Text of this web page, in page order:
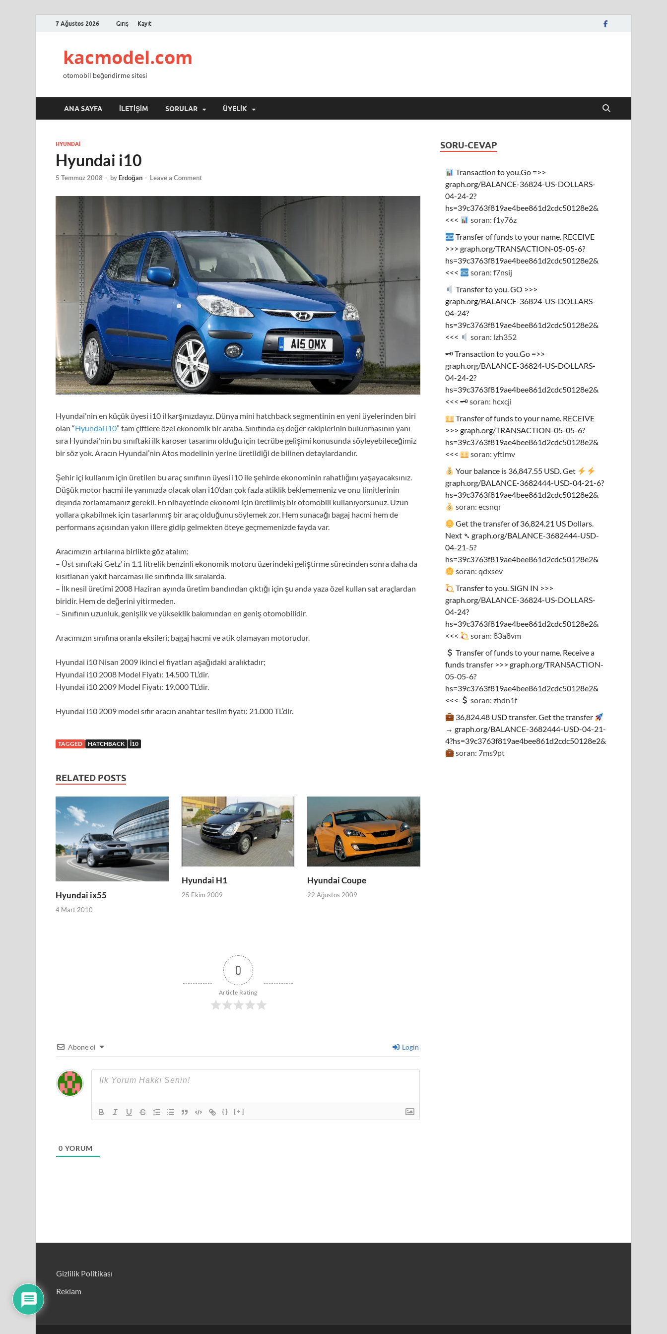
7 Ağustos 2026 Giriş Kayıt
kacmodel.com
otomobil beğendirme sitesi
ANA SAYFA İLETIŞIM SORULAR ÜYELIK
HYUNDAI
Hyundai i10
5 Temmuz 2008 - by Erdoğan - Leave a Comment
Hyundai’nin en küçük üyesi i10 il karşınızdayız. Dünya mini hatchback segmentinin en yeni üyelerinden biri
olan “Hyundai i10” tam çiftlere özel ekonomik bir araba. Sınıfında eş değer rakiplerinin bulunmasının yanı
sıra Hyundai’nin bu sınıftaki ilk karoser tasarımı olduğu için tecrübe gelişimi konusunda söyleyebileceğimiz
bir söz yok. Aracın Hyundai’nin Atos modelinin yerine üretildiği de bilinen detaylardandır.
Şehir içi kullanım için üretilen bu araç sınıfının üyesi i10 ile şehirde ekonominin rahatlığını yaşayacaksınız.
Düşük motor hacmi ile yanınızda olacak olan i10’dan çok fazla atiklik beklememeniz ve onu limitlerinin
dışında zorlamamanız gerekli. En nihayetinde ekonomi için üretilmiş bir otomobili kullanıyorsunuz. Uzun
yollara çıkabilmek için tasarlanmış bir araç olduğunu söylemek zor. Hem sunacağı bagaj hacmi hem de
performans açısından yakın illere gidip gelmekten öteye geçmemenizde fayda var.
Aracımızın artılarına birlikte göz atalım;
– Üst sınıftaki Getz’ in 1.1 litrelik benzinli ekonomik motoru üzerindeki geliştirme sürecinden sonra daha da
kısıtlanan yakıt harcaması ile sınıfında ilk sıralarda.
– İlk nesil üretimi 2008 Haziran ayında üretim bandından çıktığı için şu anda yaza özel kullan sat araçlardan
biridir. Hem de değerini yitirmeden.
– Sınıfının uzunluk, genişlik ve yükseklik bakımından en geniş otomobilidir.
Aracımızın sınıfına oranla eksileri; bagaj hacmi ve atik olamayan motorudur.
Hyundai i10 Nisan 2009 ikinci el fiyatları aşağıdaki aralıktadır;
Hyundai i10 2008 Model Fiyatı: 14.500 TL’dir.
Hyundai i10 2009 Model Fiyatı: 19.000 TL’dir.
Hyundai i10 2009 model sıfır aracın anahtar teslim fiyatı: 21.000 TL’dir.
TAGGED HATCHBACK I10
RELATED POSTS
Hyundai ix55
4 Mart 2010
Hyundai H1
25 Ekim 2009
Hyundai Coupe
22 Ağustos 2009
0
Article Rating
Abone ol Login
{} [+]
0 YORUM
SORU-CEVAP
Transaction to you.Go =>>
graph.org/BALANCE-36824-US-DOLLARS-
04-24-2?
hs=39c3763f819ae4bee861d2cdc50128e2&
<<<
soran: f1y76z
Transfer of funds to your name. RECEIVE
>>> graph.org/TRANSACTION-05-05-6?
hs=39c3763f819ae4bee861d2cdc50128e2&
<<<
soran: f7nsij
Transfer to you. GO >>>
graph.org/BALANCE-36824-US-DOLLARS-
04-24?
hs=39c3763f819ae4bee861d2cdc50128e2&
<<<
soran: lzh352
🗝 Transaction to you.Go =>>
graph.org/BALANCE-36824-US-DOLLARS-
04-24-2?
hs=39c3763f819ae4bee861d2cdc50128e2&
<<< 🗝soran: hcxcji
Transfer of funds to your name. RECEIVE
>>> graph.org/TRANSACTION-05-05-6?
hs=39c3763f819ae4bee861d2cdc50128e2&
<<<
soran: yftlmv
Your balance is 36,847.55 USD. Get
graph.org/BALANCE-3682444-USD-04-21-6?
hs=39c3763f819ae4bee861d2cdc50128e2&
soran: ecsnqr
Get the transfer of 36,824.21 US Dollars.
Next ➴ graph.org/BALANCE-3682444-USD-
04-21-5?
hs=39c3763f819ae4bee861d2cdc50128e2&
soran: qdxsev
Transfer to you. SIGN IN >>>
graph.org/BALANCE-36824-US-DOLLARS-
04-24?
hs=39c3763f819ae4bee861d2cdc50128e2&
<<<
soran: 83a8vm
Transfer of funds to your name. Receive a
funds transfer >>> graph.org/TRANSACTION-
05-05-6?
hs=39c3763f819ae4bee861d2cdc50128e2&
<<<
soran: zhdn1f
36,824.48 USD transfer. Get the transfer
→ graph.org/BALANCE-3682444-USD-04-21-
4?hs=39c3763f819ae4bee861d2cdc50128e2&
soran: 7ms9pt
Gizlilik Politikası
Reklam